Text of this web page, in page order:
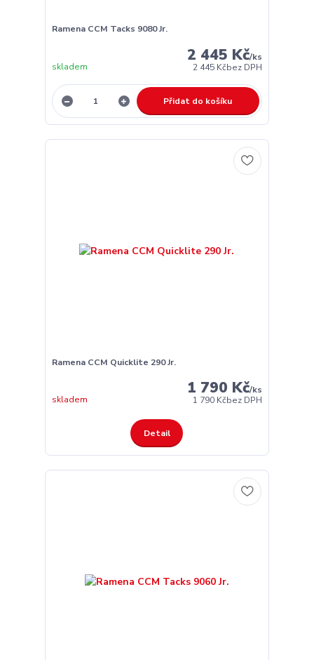
Ramena CCM Tacks 9080 Jr.
2 445 Kč/ks
2 445 Kčbez DPH
skladem
Přidat do košíku
Ramena CCM Quicklite 290 Jr.
1 790 Kč/ks
1 790 Kčbez DPH
skladem
Detail